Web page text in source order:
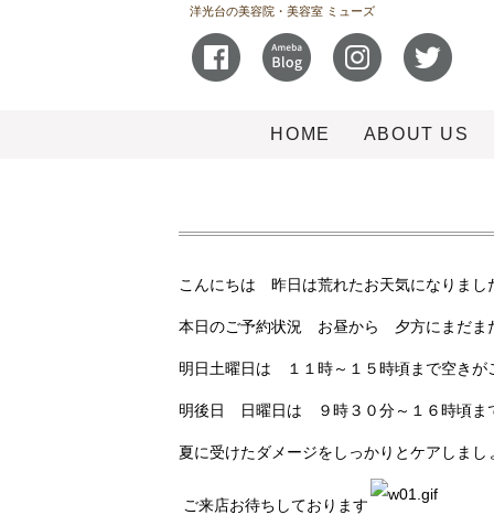
洋光台の美容院・美容室 ミューズ
HOME ABOUT US
こんにちは 昨日は荒れたお天気になりまし
本日のご予約状況 お昼から 夕方にまだま
明日土曜日は １１時～１５時頃まで空きが
明後日 日曜日は ９時３０分～１６時頃ま
夏に受けたダメージをしっかりとケアしまし
ご来店お待ちしております